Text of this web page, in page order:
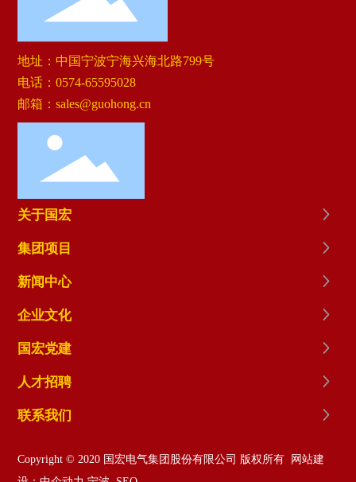
地址：中国宁波宁海兴海北路799号
电话：0574-65595028
邮箱：sales@guohong.cn
关于国宏
集团项目
新闻中心
企业文化
国宏党建
人才招聘
联系我们
Copyright © 2020 国宏电气集团股份有限公司 版权所有
网站建